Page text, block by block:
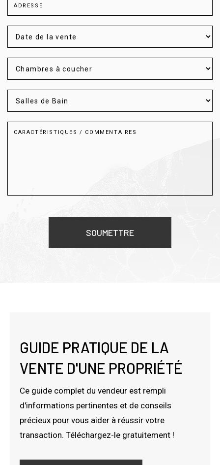
SOUMETTRE
GUIDE PRATIQUE DE LA
VENTE D'UNE PROPRIÉTÉ
Ce guide complet du vendeur est rempli
d'informations pertinentes et de conseils
précieux pour vous aider à réussir votre
transaction. Téléchargez-le gratuitement !